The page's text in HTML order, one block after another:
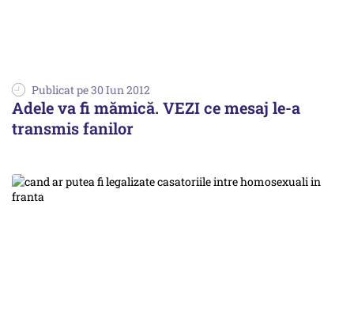
Publicat pe 30 Iun 2012
Adele va fi mămică. VEZI ce mesaj le-a
transmis fanilor